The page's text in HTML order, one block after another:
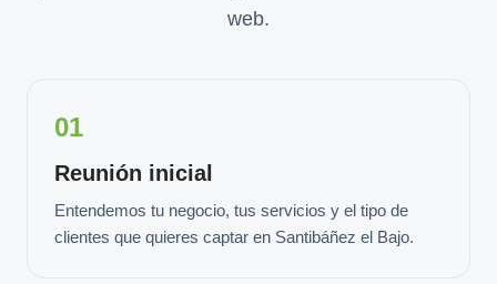
web.
01
Reunión inicial
Entendemos tu negocio, tus servicios y el tipo de
clientes que quieres captar en Santibáñez el Bajo.